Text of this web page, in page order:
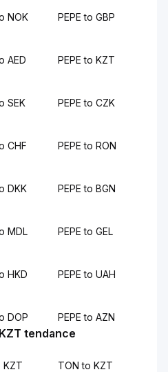
NOK PEPE to GBP
AED PEPE to KZT
SEK PEPE to CZK
CHF PEPE to RON
DKK PEPE to BGN
MDL PEPE to GEL
HKD PEPE to UAH
DOP PEPE to AZN
tendance
KZT TON to KZT